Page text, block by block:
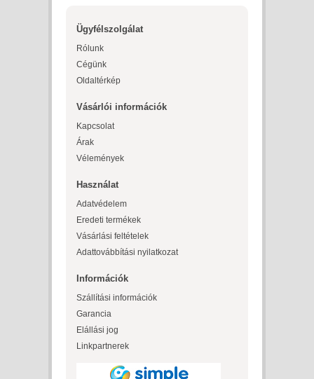
Ügyfélszolgálat
Rólunk
Cégünk
Oldaltérkép
Vásárlói információk
Kapcsolat
Árak
Vélemények
Használat
Adatvédelem
Eredeti termékek
Vásárlási feltételek
Adattovábbítási nyilatkozat
Információk
Szállítási információk
Garancia
Elállási jog
Linkpartnerek